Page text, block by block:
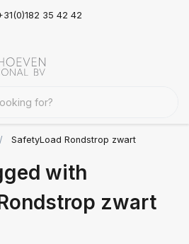
35 42 42
SafetyLoad Rondstrop zwart
with
zwart